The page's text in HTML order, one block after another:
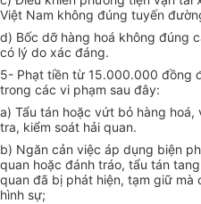
Việt Nam không đúng tuyến
d) Bốc dỡ hàng hoá không đúng
có lý do xác đáng.
5- Phạt tiền từ 15.000.000 đồng
trong các vi phạm sau đây:
a) Tẩu tán hoặc vứt bỏ hàng
tra, kiểm soát hải quan.
b) Ngăn cản việc áp dụng biện
quan hoặc đánh tráo, tẩu tán
quan đã bị phát hiện, tạm giữ
hình sự;